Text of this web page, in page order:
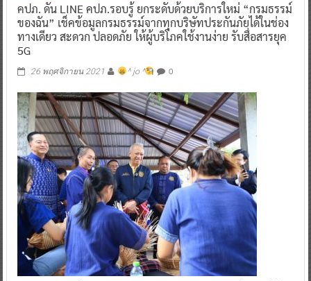
คปภ. ดัน LINE คปภ.รอบรู้ ยกระดับด้วยบริการใหม่ “กรมธรรม์
ของฉัน” เช็คข้อมูลกรมธรรม์จากทุกบริษัทประกันภัยได้ในช่อง
ทางเดียว สะดวก ปลอดภัย ให้ผู้บริโภคใช้งานง่าย รับสื่อสารยุค
5G
26 พฤศจิกายน 2021 ^ jo ^ 0